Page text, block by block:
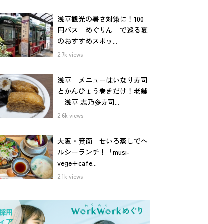
浅草観光の暑さ対策に！100
円バス「めぐりん」で巡る夏
のおすすめスポッ...
2.7k views
浅草｜メニューはいなり寿司
とかんぴょう巻きだけ！老舗
「浅草 志乃多寿司...
2.6k views
大阪・箕面｜せいろ蒸しでヘ
ルシーランチ！「musi-
vege+cafe...
2.1k views